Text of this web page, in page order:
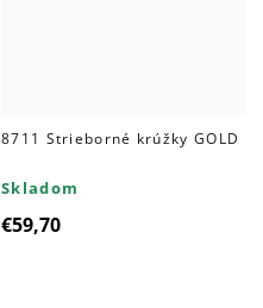
8711 Strieborné krúžky GOLD
Skladom
€59,70